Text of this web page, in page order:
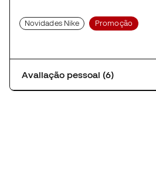
Novidades Nike Promoção
Avaliação pessoal (6)